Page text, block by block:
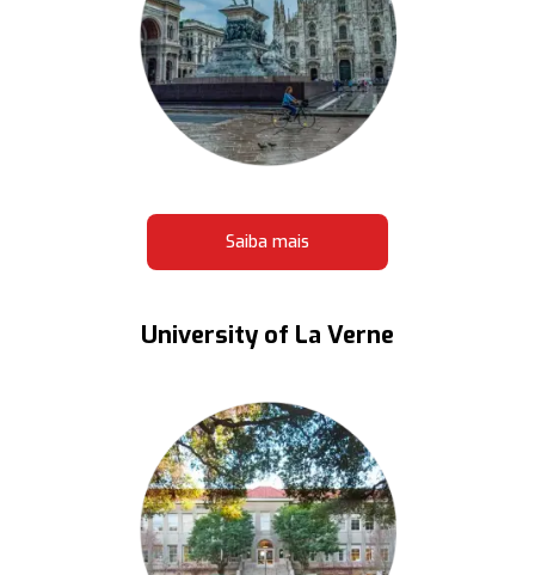
Saiba mais
University of La Verne